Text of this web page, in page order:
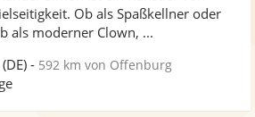
5
Ob als Spaßkellner oder
als moderner Clown, ...
(DE) - 592 km von Offenburg